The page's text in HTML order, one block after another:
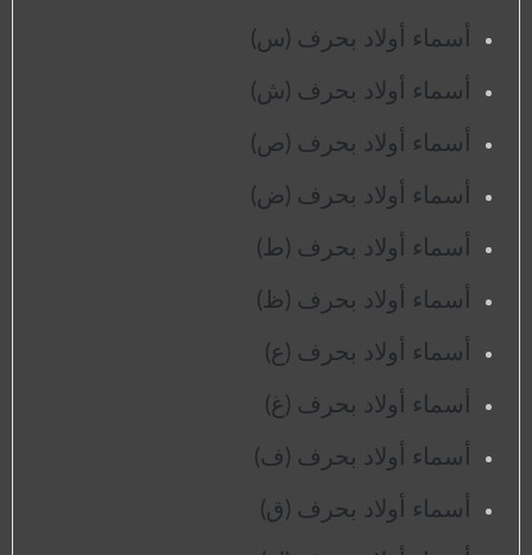
أسماء أولاد بحرف (س)
أسماء أولاد بحرف (ش)
أسماء أولاد بحرف (ص)
أسماء أولاد بحرف (ض)
أسماء أولاد بحرف (ط)
أسماء أولاد بحرف (ظ)
أسماء أولاد بحرف (ع)
أسماء أولاد بحرف (غ)
أسماء أولاد بحرف (ف)
أسماء أولاد بحرف (ق)